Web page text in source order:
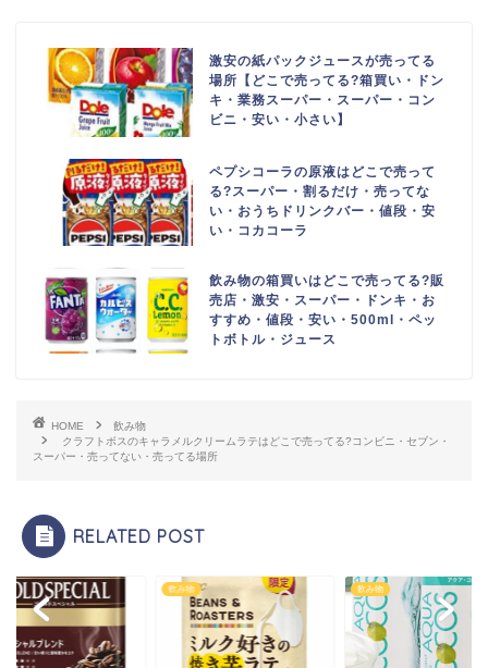
激安の紙パックジュースが売ってる
場所【どこで売ってる?箱買い・ドン
キ・業務スーパー・スーパー・コン
ビニ・安い・小さい】
ペプシコーラの原液はどこで売って
る?スーパー・割るだけ・売ってな
い・おうちドリンクバー・値段・安
い・コカコーラ
飲み物の箱買いはどこで売ってる?販
売店・激安・スーパー・ドンキ・お
すすめ・値段・安い・500ml・ペッ
トボトル・ジュース
HOME
飲み物
クラフトボスのキャラメルクリームラテはどこで売ってる?コンビニ・セブン・
スーパー・売ってない・売ってる場所
RELATED POST
飲み物 飲み物 飲み物